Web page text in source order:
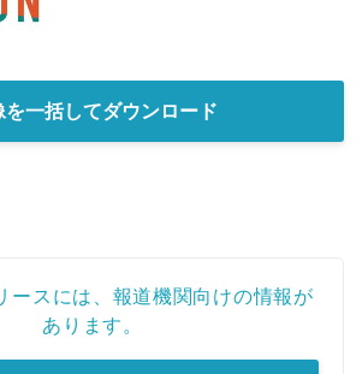
を一括してダウンロード
ースには、報道機関向けの情報が
あります。